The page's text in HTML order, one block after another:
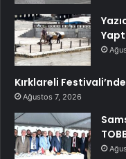
Kırklareli
Ağustos 7, 2026